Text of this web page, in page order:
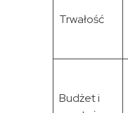
Trwałość
Budżet i